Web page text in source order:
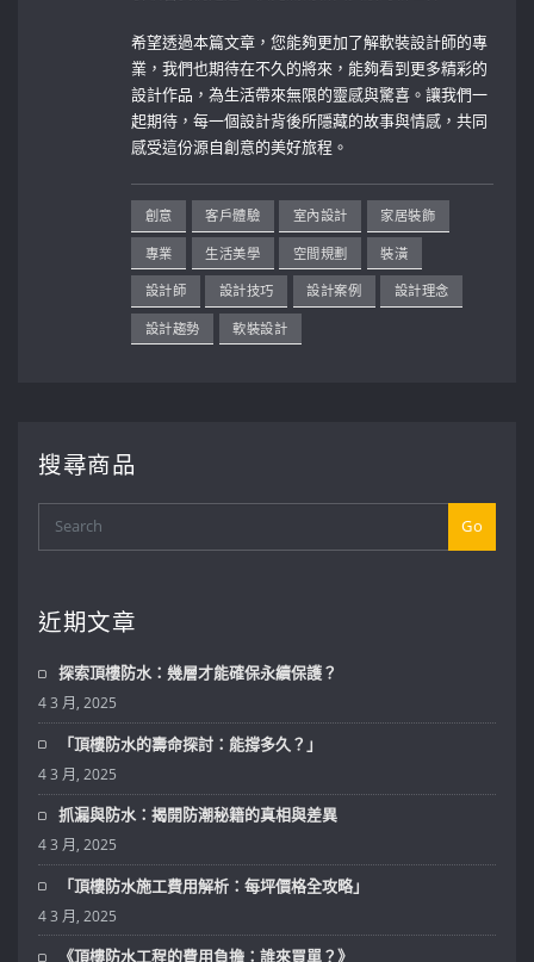
希望透過本篇文章，您能夠更加了解軟裝設計師的專
業，我們也期待在不久的將來，能夠看到更多精彩的
設計作品，為生活帶來無限的靈感與驚喜。讓我們一
起期待，每一個設計背後所隱藏的故事與情感，共同
感受這份源自創意的美好旅程。
創意 客戶體驗 室內設計 家居裝飾
專業 生活美學 空間規劃 裝潢
設計師 設計技巧 設計案例 設計理念
設計趨勢 軟裝設計
搜尋商品
Go
近期文章
探索頂樓防水：幾層才能確保永續保護？
4 3 月, 2025
「頂樓防水的壽命探討：能撐多久？」
4 3 月, 2025
抓漏與防水：揭開防潮秘籍的真相與差異
4 3 月, 2025
「頂樓防水施工費用解析：每坪價格全攻略」
4 3 月, 2025
《頂樓防水工程的費用負擔：誰來買單？》